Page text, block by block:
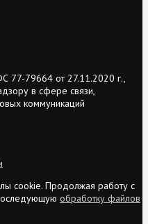
77-79664 от 27.11.2020 г.,
в сфере связи,
коммуникаций
cookie. Продолжая работу с
обработку файлов